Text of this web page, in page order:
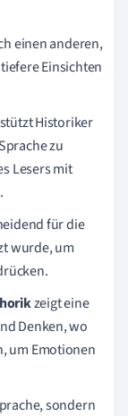
einen anderen,
Einsichten
Historiker
zu
Lesers mit
für die
wurde, um
zeigt eine
Denken, wo
um Emotionen
sondern